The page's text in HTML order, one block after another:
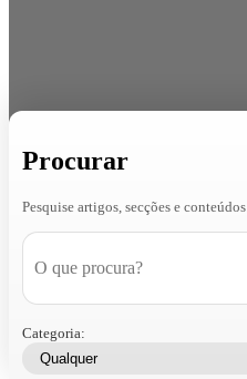
Procurar
Pesquise artigos, secções e conteúdos
Categoria: